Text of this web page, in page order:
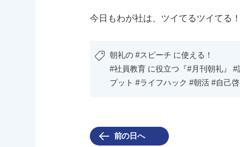
今日もわが社は、ツイてるツイてる！
朝礼の #スピーチ に使える！
#社員教育 に役立つ『#月刊朝礼』
プット #ライフハック #朝活 #自己
前の日へ